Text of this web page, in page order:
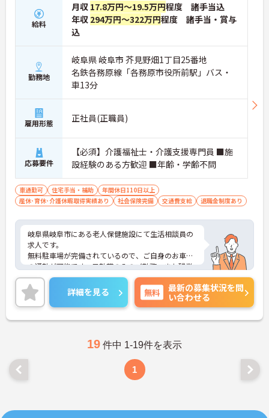
給料
月収 17.8万円～19.5万円程度 諸手当込
年収 294万円～322万円程度 諸手当・賞与
込
勤務地
岐阜県 岐阜市 芥見野畑1丁目25番地
名鉄各務原線「各務原市役所前駅」バス・
車13分
雇用形態 正社員(正職員)
応募要件
【必須】介護福祉士・介護支援専門員 ■施
設経験のある方歓迎 ■年齢・学齢不問
車通勤可 住宅手当・補助
年間休日110日以上
産休･育休･介護休暇取得実績あり
社会保険完備 交通費支給 退職金制度あり
岐阜県岐阜市にある老人保健施設にて生活相談員の
求人です。
無料駐車場が完備されているので、ご自身のお車で
の通勤が可能です。日勤帯のみのご勤務、また残業
時間は月平均5時間程度と少ないのでプライベート
とのメリハリをつけてご勤務いただける環境ですよ
◎
ご興味のある方はお気軽にお問い合わせ下さいま
せ。
詳細を見る 無料
最新の募集状況を問
い合わせる
19 件中 1-19件を表示
1